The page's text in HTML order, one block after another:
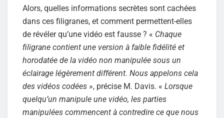
Alors, quelles informations secrètes sont cachées
dans ces filigranes, et comment permettent-elles
de révéler qu’une vidéo est fausse ? « Chaque
filigrane contient une version à faible fidélité et
horodatée de la vidéo non manipulée sous un
éclairage légèrement différent. Nous appelons cela
des vidéos codées », précise M. Davis. « Lorsque
quelqu’un manipule une vidéo, les parties
manipulées commencent à contredire ce que nous